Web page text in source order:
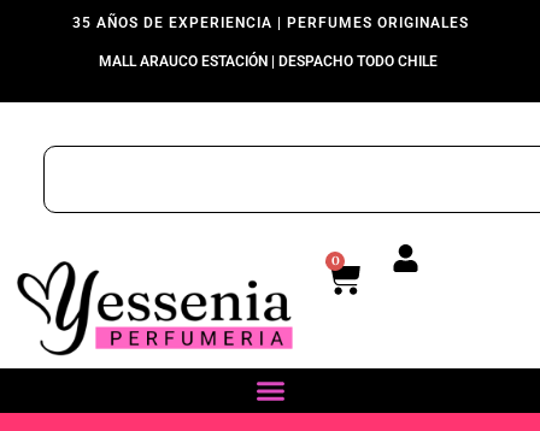
35 AÑOS DE EXPERIENCIA | PERFUMES ORIGINALES
MALL ARAUCO ESTACIÓN | DESPACHO TODO CHILE
0